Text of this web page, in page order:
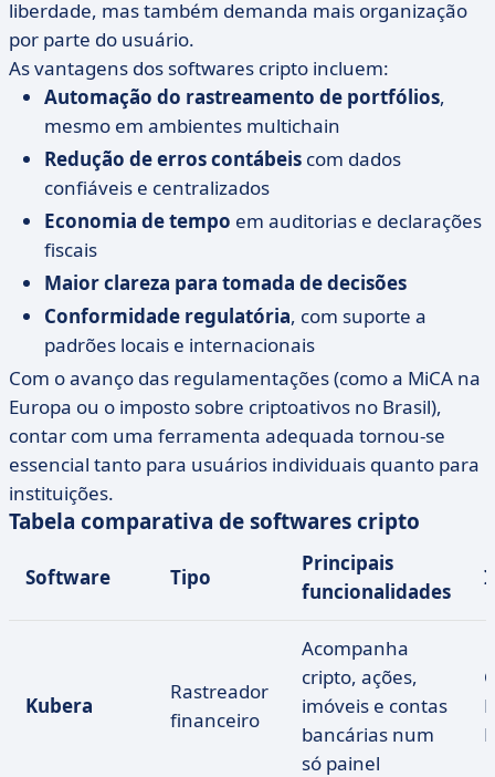
liberdade, mas também demanda mais organização
por parte do usuário.
As vantagens dos softwares cripto incluem:
Automação do rastreamento de portfólios,
mesmo em ambientes multichain
Redução de erros contábeis com dados
confiáveis e centralizados
Economia de tempo em auditorias e declarações
fiscais
Maior clareza para tomada de decisões
Conformidade regulatória, com suporte a
padrões locais e internacionais
Com o avanço das regulamentações (como a MiCA na
Europa ou o imposto sobre criptoativos no Brasil),
contar com uma ferramenta adequada tornou-se
essencial tanto para usuários individuais quanto para
instituições.
Tabela comparativa de softwares cripto
Software Tipo
Principais
funcionalidades
Kubera
Rastreador
financeiro
Acompanha
cripto, ações,
imóveis e contas
bancárias num
só painel